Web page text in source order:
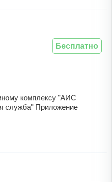
комплексу "АИС
служба" Приложение
Бесплатно